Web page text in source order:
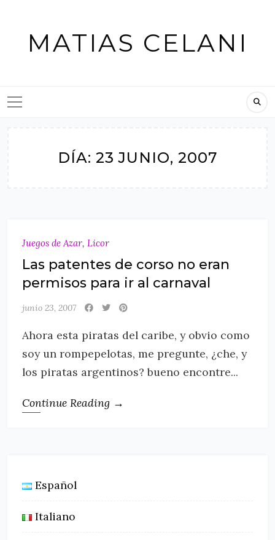
contentMATIAS CELANI
DÍA: 23 JUNIO, 2007
Juegos de Azar, Licor
Las patentes de corso no eran
permisos para ir al carnaval
junio 23, 2007
Ahora esta piratas del caribe, y obvio como
soy un rompepelotas, me pregunte, ¿che, y
los piratas argentinos? bueno encontre...
Continue Reading →
Español
Italiano